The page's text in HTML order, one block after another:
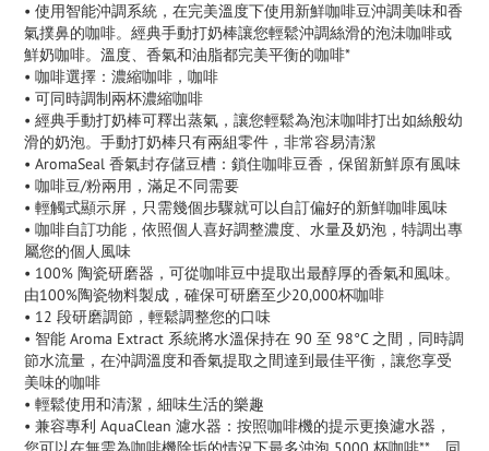
• 使用智能沖調系統，在完美溫度下使用新鮮咖啡豆沖調美味和香
氣撲鼻的咖啡。經典手動打奶棒讓您輕鬆沖調絲滑的泡沬咖啡或
鮮奶咖啡。溫度、香氣和油脂都完美平衡的咖啡*
• 咖啡選擇：濃縮咖啡，咖啡
• 可同時調制兩杯濃縮咖啡
• 經典手動打奶棒可釋出蒸氣，讓您輕鬆為泡沫咖啡打出如絲般幼
滑的奶泡。手動打奶棒只有兩組零件，非常容易清潔
• AromaSeal 香氣封存儲豆槽：鎖住咖啡豆香，保留新鮮原有風味
• 咖啡豆/粉兩用，滿足不同需要
• 輕觸式顯示屏，只需幾個步驟就可以自訂偏好的新鮮咖啡風味
• 咖啡自訂功能，依照個人喜好調整濃度、水量及奶泡，特調出專
屬您的個人風味
• 100% 陶瓷研磨器，可從咖啡豆中提取出最醇厚的香氣和風味。
由100%陶瓷物料製成，確保可研磨至少20,000杯咖啡
• 12 段研磨調節，輕鬆調整您的口味
• 智能 Aroma Extract 系統將水溫保持在 90 至 98°C 之間，同時調
節水流量，在沖調溫度和香氣提取之間達到最佳平衡，讓您享受
美味的咖啡
• 輕鬆使用和清潔，細味生活的樂趣
• 兼容專利 AquaClean 濾水器：按照咖啡機的提示更換濾水器，